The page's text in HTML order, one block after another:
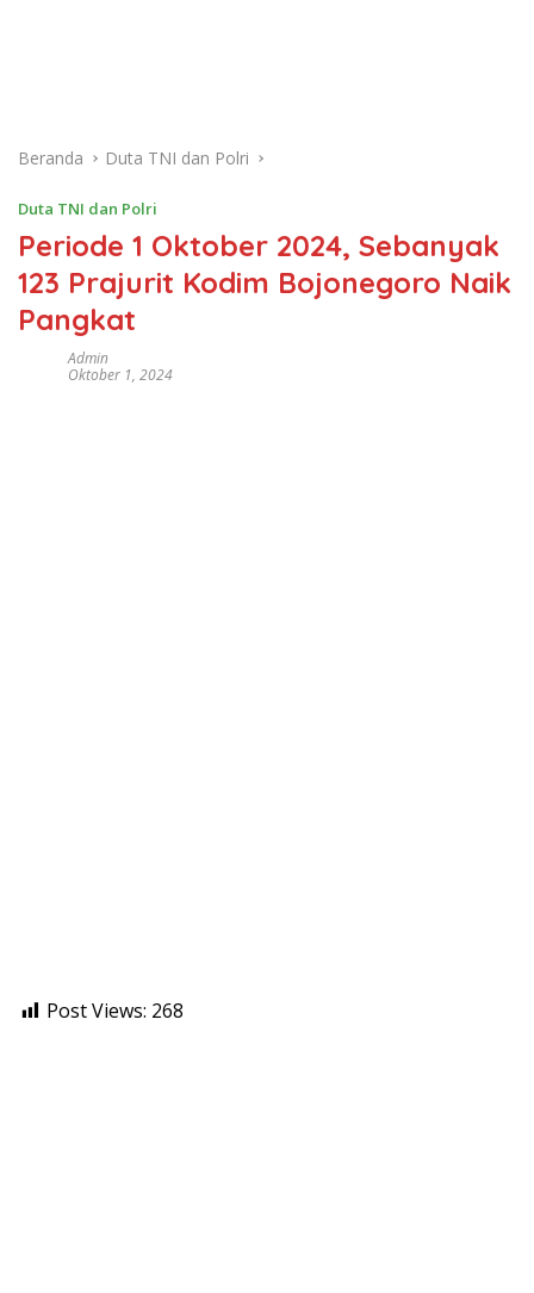
Beranda Duta TNI dan Polri
Duta TNI dan Polri
Periode 1 Oktober 2024, Sebanyak
123 Prajurit Kodim Bojonegoro Naik
Pangkat
Admin
Oktober 1, 2024
Post Views: 268